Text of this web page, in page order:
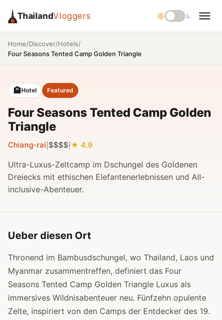
ThailandVloggers
Home/Discover/Hotels/
Four Seasons Tented Camp Golden Triangle
🏨Hotel Featured
Four Seasons Tented Camp Golden
Triangle
Chiang-rai $$$$ 4.9
Ultra-Luxus-Zeltcamp im Dschungel des Goldenen
Dreiecks mit ethischen Elefantenerlebnissen und All-
inclusive-Abenteuer.
Ueber diesen Ort
Thronend im Bambusdschungel, wo Thailand, Laos und
Myanmar zusammentreffen, definiert das Four
Seasons Tented Camp Golden Triangle Luxus als
immersives Wildnisabenteuer neu. Fünfzehn opulente
Zelte, inspiriert von den Camps der Entdecker des 19.